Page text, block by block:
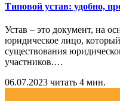
Типовой устав: удобно,
Устав – это документ, на
юридическое лицо,
существования
участников.…
06.07.2023 читать 4 мин.